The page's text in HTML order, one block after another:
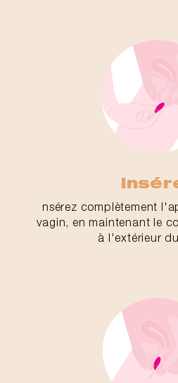
nsérez complètement
vagin, en maintenant le
à l'extérieur